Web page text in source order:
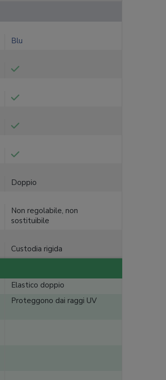
Blu
Doppio
Non regolabile, non
sostituibile
Custodia rigida
Elastico doppio
Proteggono dai raggi UV